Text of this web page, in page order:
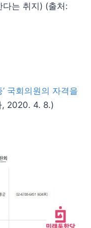
는 취지) (출처:
’ 국회의원의 자격을
, 2020. 4. 8.)